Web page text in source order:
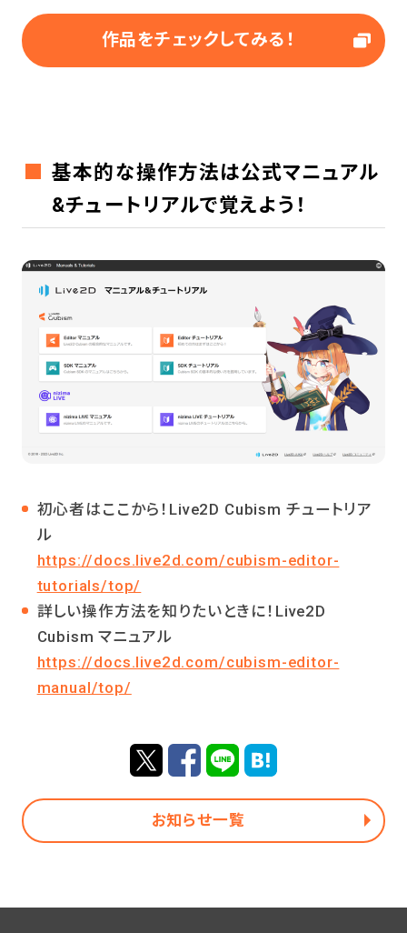
作品をチェックしてみる！
基本的な操作方法は公式マニュアル
&チュートリアルで覚えよう！
初心者はここから！Live2D Cubism チュートリア
ル
https://docs.live2d.com/cubism-editor-
tutorials/top/
詳しい操作方法を知りたいときに！Live2D
Cubism マニュアル
https://docs.live2d.com/cubism-editor-
manual/top/
お知らせ一覧